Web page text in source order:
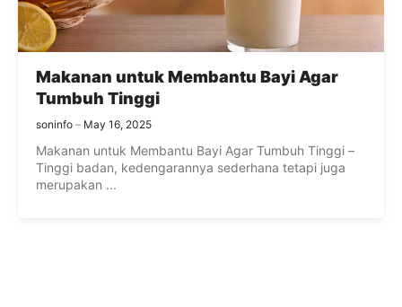
Makanan untuk Membantu Bayi Agar
Tumbuh Tinggi
soninfo May 16, 2025
Makanan untuk Membantu Bayi Agar Tumbuh Tinggi –
Tinggi badan, kedengarannya sederhana tetapi juga
merupakan ...